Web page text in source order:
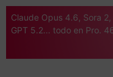
Claude Opus 4.6, Sora
GPT 5.2... todo en Pro.